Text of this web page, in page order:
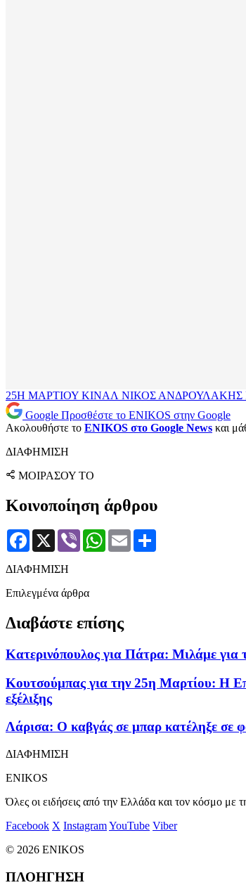
25Η ΜΑΡΤΙΟΥ ΚΙΝΑΛ ΝΙΚΟΣ ΑΝΔΡΟΥΛΑΚΗΣ
Google Προσθέστε το ENIKOS στην Google
Ακολουθήστε το ENIKOS στο Google News και
ΔΙΑΦΗΜΙΣΗ
ΜΟΙΡΑΣΟΥ ΤΟ
Κοινοποίηση άρθρου
Facebook
X Viber WhatsApp
Email
ΔΙΑΦΗΜΙΣΗ
Επιλεγμένα άρθρα
Διαβάστε επίσης
Κατερινόπουλος για Πάτρα: Μιλάμε
Κουτσούμπας για την 25η Μαρτίου: Η
εξέλιξης
Λάρισα: Ο καβγάς σε μπαρ κατέληξε σε
ΔΙΑΦΗΜΙΣΗ
ENIKOS
Όλες οι ειδήσεις από την Ελλάδα και τον κόσμο με
Facebook X InstagramYouTube Viber
© 2026 ENIKOS
ΠΛΟΗΓΗΣΗ